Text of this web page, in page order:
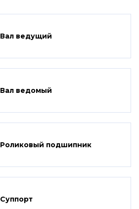
Вал ведущий
Вал ведомый
Роликовый подшипник
Суппорт